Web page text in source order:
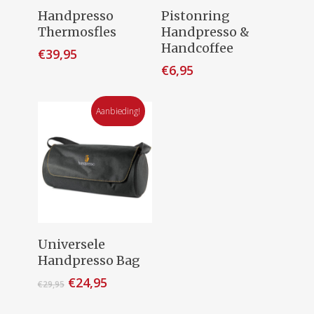
Toevoegen Aan
Winkelwagen
Handpresso
Thermosfles
€39,95
Opties Selecteren
product
heeft
meerdere
variaties.
Pistonring
Handpresso &
Handcoffee
€6,95
Aanbieding!
Toevoegen Aan
Winkelwagen
Universele
Handpresso Bag
€29,95 Oorspronkelijke
€24,95Huidige